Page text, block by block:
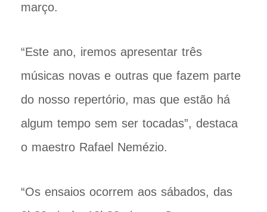
março.
“Este ano, iremos apresentar três
músicas novas e outras que fazem parte
do nosso repertório, mas que estão há
algum tempo sem ser tocadas”, destaca
o maestro Rafael Nemézio.
“Os ensaios ocorrem aos sábados, das